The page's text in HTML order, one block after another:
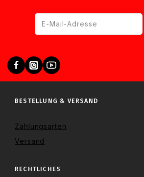
BESTELLUNG & VERSAND
Zahlungsarten
Versand
RECHTLICHES